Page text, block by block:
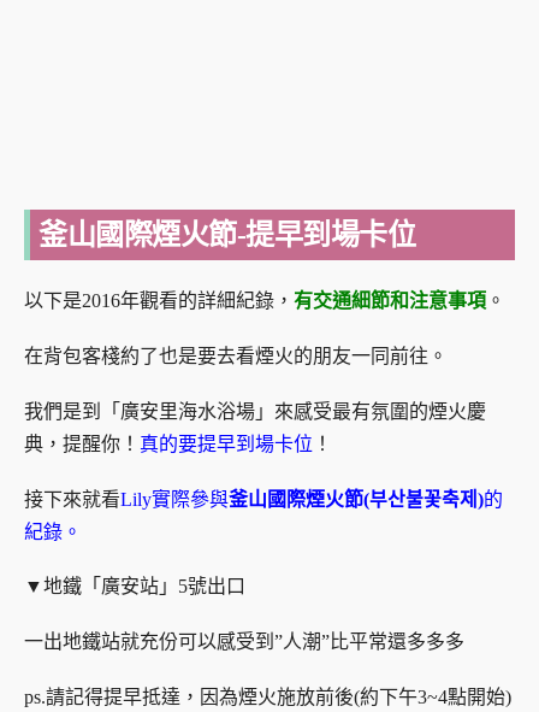
釜山國際煙火節-提早到場卡位
以下是2016年觀看的詳細紀錄， 有交通細節和注意事項 。
在背包客棧約了也是要去看煙火的朋友一同前往。
我們是到「廣安里海水浴場」來感受最有氛圍的煙火慶
典，提醒你！ 真的要提早到場卡位 ！
接下來就看Lily實際參與釜山國際煙火節(부산불꽃축제)的
紀錄。
▼地鐵「廣安站」5號出口
一出地鐵站就充份可以感受到”人潮”比平常還多多多
ps.請記得提早抵達，因為煙火施放前後(約下午3~4點開始)